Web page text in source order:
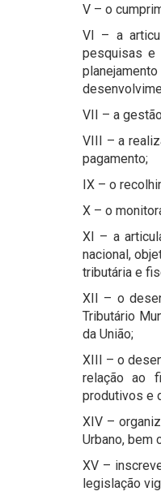
V – o
VI – a
pesquisas e
VII – a
VIII – a
pagamento;
IX – o
X – o
XI – a
nacional,
tributária e
XII – o
Tributário
da União;
XIII – o
relação ao
produtivos e
XIV –
Urbano, bem
XV –
legislação